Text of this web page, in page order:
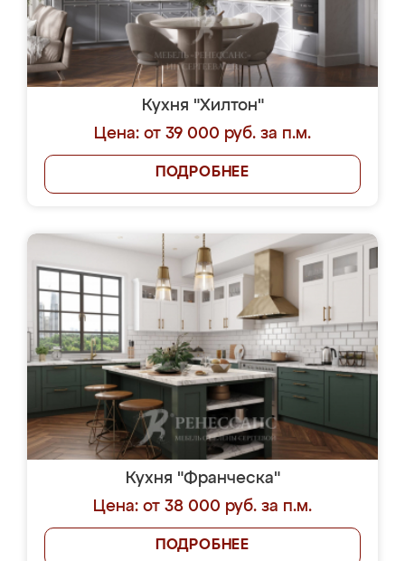
Кухня "Хилтон"
Цена: от 39 000 руб. за п.м.
ПОДРОБНЕЕ
Кухня "Франческа"
Цена: от 38 000 руб. за п.м.
ПОДРОБНЕЕ